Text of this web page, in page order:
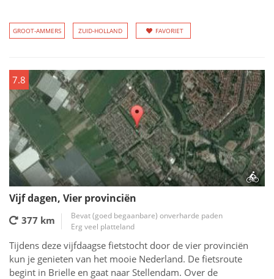
GROOT-AMMERS ZUID-HOLLAND FAVORIET
7.8
Vijf dagen, Vier provinciën
377 km
Bevat (goed begaanbare) onverharde paden
Erg veel platteland
Tijdens deze vijfdaagse fietstocht door de vier provinciën
kun je genieten van het mooie Nederland. De fietsroute
begint in Brielle en gaat naar Stellendam. Over de